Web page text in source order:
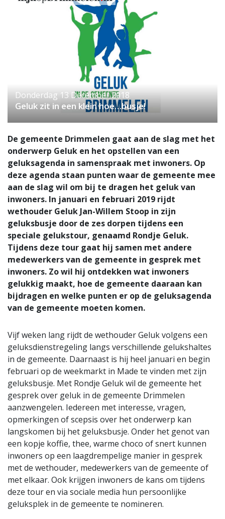
Donderdag 13 December 2018
Geluk zit in een klein hoe…busje!
De gemeente Drimmelen gaat aan de slag met het
onderwerp Geluk en het opstellen van een
geluksagenda in samenspraak met inwoners. Op
deze agenda staan punten waar de gemeente mee
aan de slag wil om bij te dragen het geluk van
inwoners. In januari en februari 2019 rijdt
wethouder Geluk Jan-Willem Stoop in zijn
geluksbusje door de zes dorpen tijdens een
speciale gelukstour, genaamd Rondje Geluk.
Tijdens deze tour gaat hij samen met andere
medewerkers van de gemeente in gesprek met
inwoners. Zo wil hij ontdekken wat inwoners
gelukkig maakt, hoe de gemeente daaraan kan
bijdragen en welke punten er op de geluksagenda
van de gemeente moeten komen.
Vijf weken lang rijdt de wethouder Geluk volgens een
geluksdienstregeling langs verschillende gelukshaltes
in de gemeente. Daarnaast is hij heel januari en begin
februari op de weekmarkt in Made te vinden met zijn
geluksbusje. Met Rondje Geluk wil de gemeente het
gesprek over geluk in de gemeente Drimmelen
aanzwengelen. Iedereen met interesse, vragen,
opmerkingen of scepsis over het onderwerp kan
langskomen bij het geluksbusje. Onder het genot van
een kopje koffie, thee, warme choco of snert kunnen
inwoners op een laagdrempelige manier in gesprek
met de wethouder, medewerkers van de gemeente of
met elkaar. Ook krijgen inwoners de kans om tijdens
deze tour en via sociale media hun persoonlijke
geluksplek in de gemeente te nomineren.